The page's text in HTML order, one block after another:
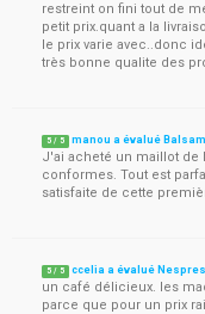
restreint on fini tout de
petit prix.quant a la
le prix varie avec..donc
très bonne qualite des
5 / 5 manou a évalué
J'ai acheté un maillot de
conformes. Tout est
satisfaite de cette
5 / 5 ccelia a évalué
un café délicieux. les
parce que pour un prix